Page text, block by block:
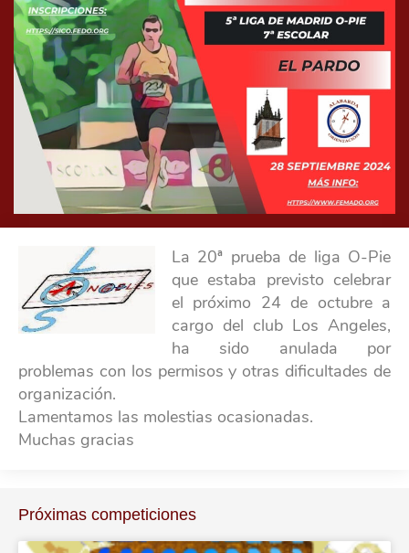
La 20ª prueba de liga O-Pie
que estaba previsto celebrar
el próximo 24 de octubre a
cargo del club Los Angeles,
ha sido anulada por
problemas con los permisos y otras dificultades de
organización.
Lamentamos las molestias ocasionadas.
Muchas gracias
Próximas competiciones